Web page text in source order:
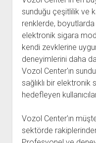
sunduğu çeşitlilik ve
renklerde,
elektronik sigara
kendi zevklerine
deneyimlerini daha
Vozol Center'ın
sağlıklı bir elektronik
hedefleyen
Vozol Center'ın
sektörde